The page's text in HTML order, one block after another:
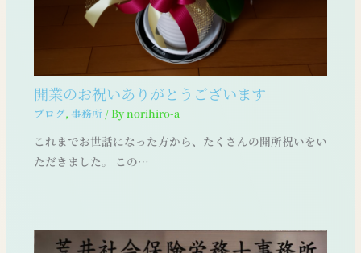
開業のお祝いありがとうございます
ブログ, 事務所 / Bynorihiro-a
これまでお世話になった方から、たくさんの開所祝いをい
ただきました。 この…